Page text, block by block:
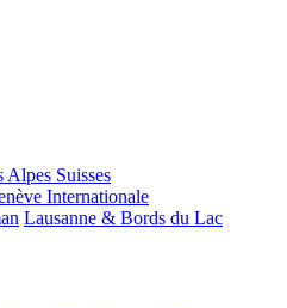
Alpes Suisses
Internationale
Lausanne & Bords du Lac